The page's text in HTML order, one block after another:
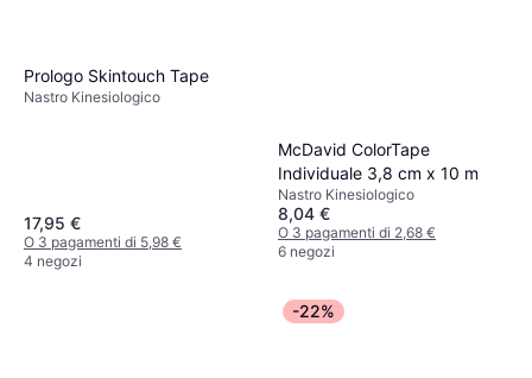
Prologo Skintouch Tape
Nastro Kinesiologico
17,95 €
O 3 pagamenti di 5,98 €
4 negozi
McDavid ColorTape
Individuale 3,8 cm x 10 m
Nastro Kinesiologico
8,04 €
O 3 pagamenti di 2,68 €
6 negozi
-22%